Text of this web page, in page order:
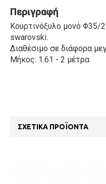
Περιγραφή
Κουρτινόξυλο μονό
swarovski.
Διαθέσιμο σε διάφορα
Μήκος: 1.61 - 2 μέτρα
ΣΧΕΤΙΚΆ ΠΡΟΪΌΝΤΑ